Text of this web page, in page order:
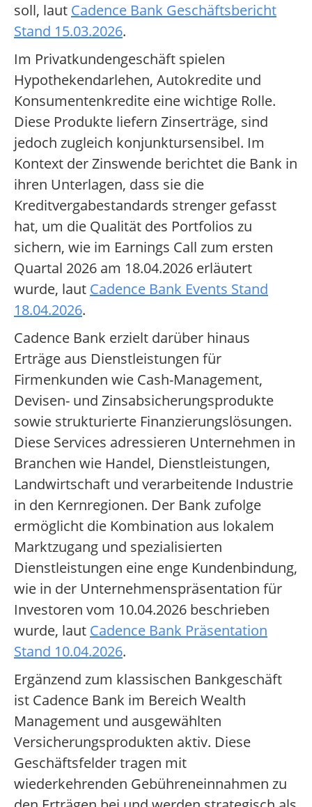
soll, laut Cadence Bank Geschäftsbericht
Stand 15.03.2026.
Im Privatkundengeschäft spielen
Hypothekendarlehen, Autokredite und
Konsumentenkredite eine wichtige Rolle.
Diese Produkte liefern Zinserträge, sind
jedoch zugleich konjunktursensibel. Im
Kontext der Zinswende berichtet die Bank in
ihren Unterlagen, dass sie die
Kreditvergabestandards strenger gefasst
hat, um die Qualität des Portfolios zu
sichern, wie im Earnings Call zum ersten
Quartal 2026 am 18.04.2026 erläutert
wurde, laut Cadence Bank Events Stand
18.04.2026.
Cadence Bank erzielt darüber hinaus
Erträge aus Dienstleistungen für
Firmenkunden wie Cash-Management,
Devisen- und Zinsabsicherungsprodukte
sowie strukturierte Finanzierungslösungen.
Diese Services adressieren Unternehmen in
Branchen wie Handel, Dienstleistungen,
Landwirtschaft und verarbeitende Industrie
in den Kernregionen. Der Bank zufolge
ermöglicht die Kombination aus lokalem
Marktzugang und spezialisierten
Dienstleistungen eine enge Kundenbindung,
wie in der Unternehmenspräsentation für
Investoren vom 10.04.2026 beschrieben
wurde, laut Cadence Bank Präsentation
Stand 10.04.2026.
Ergänzend zum klassischen Bankgeschäft
ist Cadence Bank im Bereich Wealth
Management und ausgewählten
Versicherungsprodukten aktiv. Diese
Geschäftsfelder tragen mit
wiederkehrenden Gebühreneinnahmen zu